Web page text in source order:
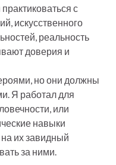
с
искусственного
реальность
доверия и
но они должны
Я работал для
или
навыки
их завидный
за ними.